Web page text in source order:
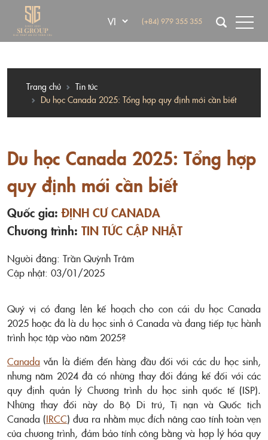
(+84) 979 355 355
Trang chủ
Tin tức
Du học Canada 2025: Tổng hợp quy định mới cần biết
Du học Canada 2025: Tổng hợp
quy định mới cần biết
Quốc gia: ĐỊNH CƯ CANADA
Chương trình: TIN TỨC CẬP NHẬT
Người đăng: Trần Quỳnh Trâm
Cập nhật: 03/01/2025
Quý vị có đang lên kế hoạch cho con cái du học Canada
2025 hoặc đã là du học sinh ở Canada và đang tiếp tục hành
trình học tập vào năm 2025?
Canada vẫn là điểm đến hàng đầu đối với các du học sinh,
nhưng năm 2024 đã có những thay đổi đáng kể đối với các
quy định quản lý Chương trình du học sinh quốc tế (ISP).
Những thay đổi này do Bộ Di trú, Tị nạn và Quốc tịch
Canada (IRCC) đưa ra nhằm mục đích nâng cao tính toàn vẹn
của chương trình, đảm bảo tính công bằng và hợp lý hóa quy